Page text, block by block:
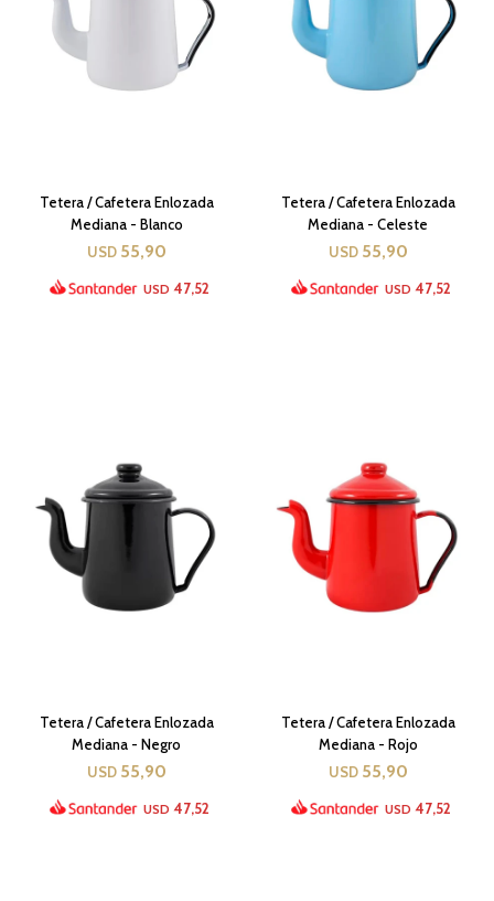
Tetera / Cafetera Enlozada
Mediana - Blanco
USD 55,90
USD 47,52
Tetera / Cafetera Enlozada
Mediana - Celeste
USD 55,90
USD 47,52
Tetera / Cafetera Enlozada
Mediana - Negro
USD 55,90
USD 47,52
Tetera / Cafetera Enlozada
Mediana - Rojo
USD 55,90
USD 47,52